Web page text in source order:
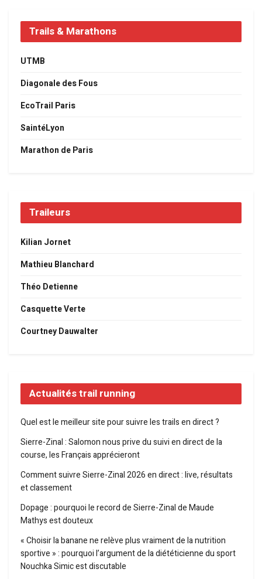
Trails & Marathons
UTMB
Diagonale des Fous
EcoTrail Paris
SaintéLyon
Marathon de Paris
Traileurs
Kilian Jornet
Mathieu Blanchard
Théo Detienne
Casquette Verte
Courtney Dauwalter
Actualités trail running
Quel est le meilleur site pour suivre les trails en direct ?
Sierre-Zinal : Salomon nous prive du suivi en direct de la
course, les Français apprécieront
Comment suivre Sierre-Zinal 2026 en direct : live, résultats
et classement
Dopage : pourquoi le record de Sierre-Zinal de Maude
Mathys est douteux
« Choisir la banane ne relève plus vraiment de la nutrition
sportive » : pourquoi l’argument de la diététicienne du sport
Nouchka Simic est discutable